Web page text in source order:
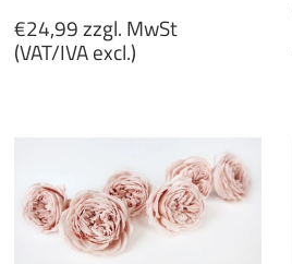
Regular
price
€24,99 zzgl. MwSt
(VAT/IVA excl.)
excl.)